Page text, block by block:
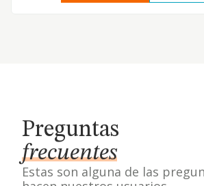
Preguntas
frecuentes
Estas son alguna de las